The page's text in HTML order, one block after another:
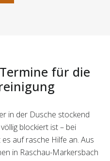
für die
in der Dusche stockend
blockiert ist – bei
auf rasche Hilfe an. Aus
in Raschau-Markersbach